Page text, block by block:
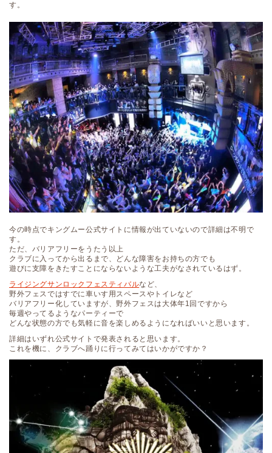
す。
今の時点でキングムー公式サイトに情報が出ていないので詳細は不明で
す。
ただ、バリアフリーをうたう以上
クラブに入ってから出るまで、どんな障害をお持ちの方でも
遊びに支障をきたすことにならないような工夫がなされているはず。
ライジングサンロックフェスティバルなど、
野外フェスではすでに車いす用スペースやトイレなど
バリアフリー化していますが、野外フェスは大体年1回ですから
毎週やってるようなパーティーで
どんな状態の方でも気軽に音を楽しめるようになればいいと思います。
詳細はいずれ公式サイトで発表されると思います。
これを機に、クラブへ踊りに行ってみてはいかがですか？